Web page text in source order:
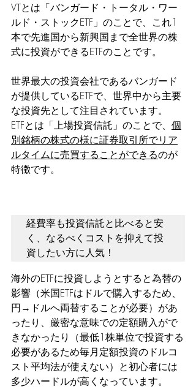
VTとは「バンガード・トータル・ワー
ルド・ストックETF」のことで、これ1
本で先進国から新興国まで全世界の株
式に投資ができるETFのことです。
世界最大の投資会社であるバンガード
が提供しているETFで、世界中から主要
な投資先として注目されています。
ETFとは「上場投資信託」のことで、 個
別銘柄の株式の様に証券取引所でリア
ルタイムに売買することができるのが
特徴です。
経費率も投資信託と比べると安
く、なるべくコストを抑えて投
資したい方に人気！
海外のETFに投資しようとすると為替の
影響（米国ETFはドルで購入するため、
円→ドルへ両替することが必要）があ
ったり、厳密な意味での定額購入がで
きなかったり（最低1株単位で投資する
必要があるため毎月定額投資のドルコ
スト平均法が使えない）と初心者には
多少ハードルが高くなっています。